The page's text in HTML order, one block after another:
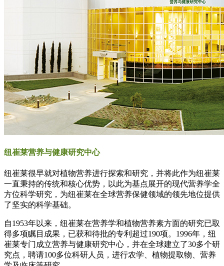
纽崔莱营养与健康研究中心
纽崔莱很早就对植物营养进行探索和研究，并将此作为纽崔莱
一直秉持的传统和核心优势，以此为基点展开的现代营养学全
方位科学研究，为纽崔莱在全球营养保健领域的领先地位提供
了坚实的科学基础。
自1953年以来，纽崔莱在营养学和植物营养素方面的研究已取
得多项瞩目成果，已获和待批的专利超过190项。1996年，纽
崔莱专门成立营养与健康研究中心，并在全球建立了30多个研
究点，聘请100多位科研人员，进行农学、植物提取物、营养